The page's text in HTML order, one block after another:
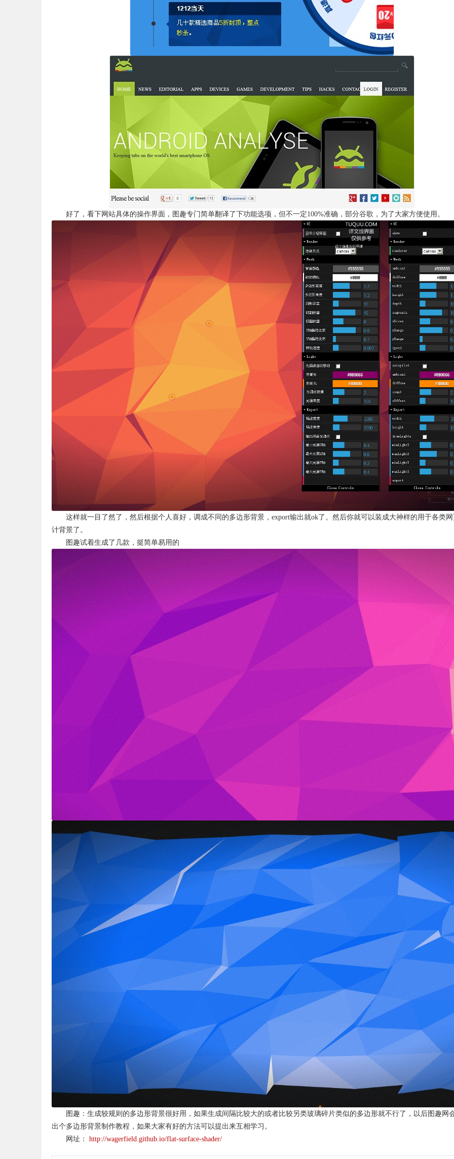
好了，看下网站具体的操作界面，图趣专门简单翻译了下功能选项，但不一定100%准确，部分谷歌，为了大家方便使用。
这样就一目了然了，然后根据个人喜好，调成不同的多边形背景，export输出就ok了。然后你就可以装成大神样的用于各类
计背景了。
图趣试着生成了几款，挺简单易用的
图趣：生成较规则的多边形背景很好用，如果生成间隔比较大的或者比较另类玻璃碎片类似的多边形就不行了，以后图趣网
出个多边形背景制作教程，如果大家有好的方法可以提出来互相学习。
网址： http://wagerfield.github.io/flat-surface-shader/